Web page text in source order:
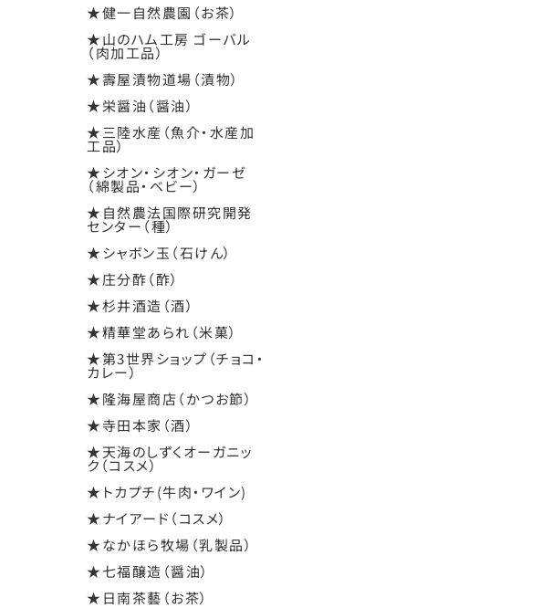
★健一自然農園（お茶）
★山のハム工房 ゴーバル
（肉加工品）
★壽屋漬物道場（漬物）
★栄醤油（醤油）
★三陸水産（魚介・水産加
工品）
★シオン・シオン・ガーゼ
（綿製品・ベビー）
★自然農法国際研究開発
センター（種）
★シャボン玉（石けん）
★庄分酢（酢）
★杉井酒造（酒）
★精華堂あられ（米菓）
★第3世界ショップ（チョコ・
カレー）
★隆海屋商店（かつお節）
★寺田本家（酒）
★天海のしずくオーガニッ
ク（コスメ）
★トカプチ(牛肉・ワイン)
★ナイアード（コスメ）
★なかほら牧場（乳製品）
★七福醸造（醤油）
★日南茶藝（お茶）